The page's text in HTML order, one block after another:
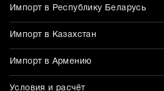
Импорт в Республику Беларусь
Импорт в Казахстан
Импорт в Армению
Условия и расчёт